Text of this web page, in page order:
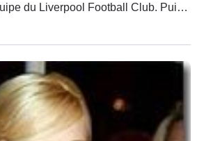
du Liverpool Football Club. Puis